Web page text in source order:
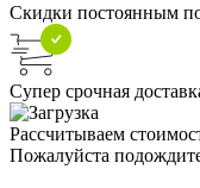
Скидки постоянным
Супер срочная
Рассчитываем
Пожалуйста